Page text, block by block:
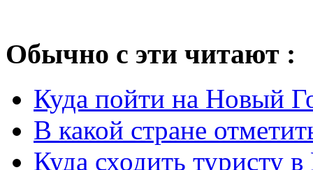
Обычно с эти читают :
Куда пойти на Новый
В какой стране
Куда сходить туристу